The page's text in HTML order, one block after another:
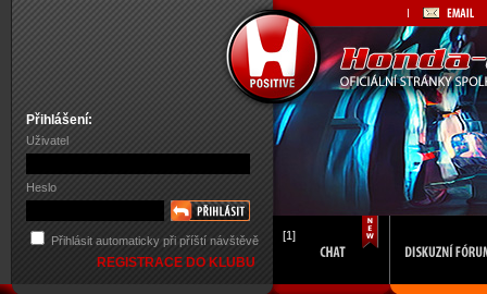
Přihlášení:
Uživatel
Heslo
Přihlásit automaticky při příští návštěvě
REGISTRACE DO KLUBU
[1]